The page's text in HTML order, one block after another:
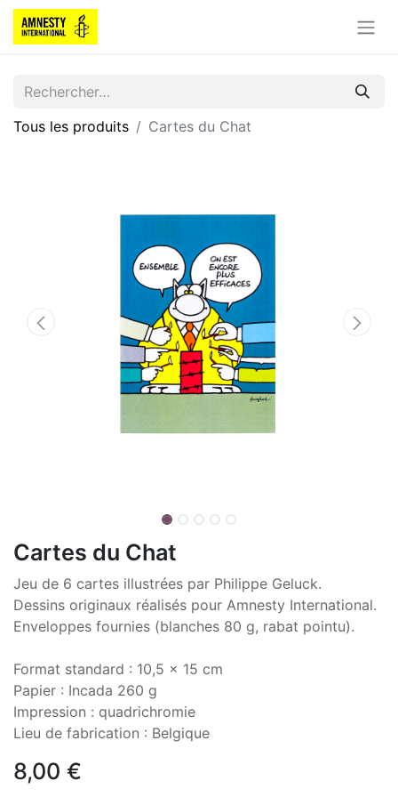
Tous les produits Cartes du Chat
Cartes du Chat
Jeu de 6 cartes illustrées par Philippe Geluck.
Dessins originaux réalisés pour Amnesty International.
Enveloppes fournies (blanches 80 g, rabat pointu).
Format standard : 10,5 x 15 cm
Papier : Incada 260 g
Impression : quadrichromie
Lieu de fabrication : Belgique
8,00 €